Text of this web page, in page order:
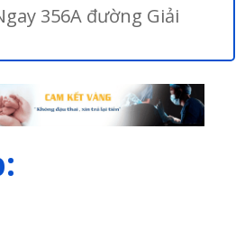
356A đường Giải